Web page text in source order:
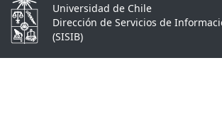
Universidad de Chile
Dirección de Servicios de
(SISIB)